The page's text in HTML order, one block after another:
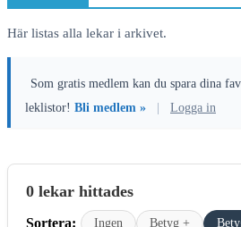
Här listas alla lekar i arkivet.
Som gratis medlem kan du spara dina
leklistor! Bli medlem » Logga in
0 lekar hittades
Sortera: Ingen Betyg +